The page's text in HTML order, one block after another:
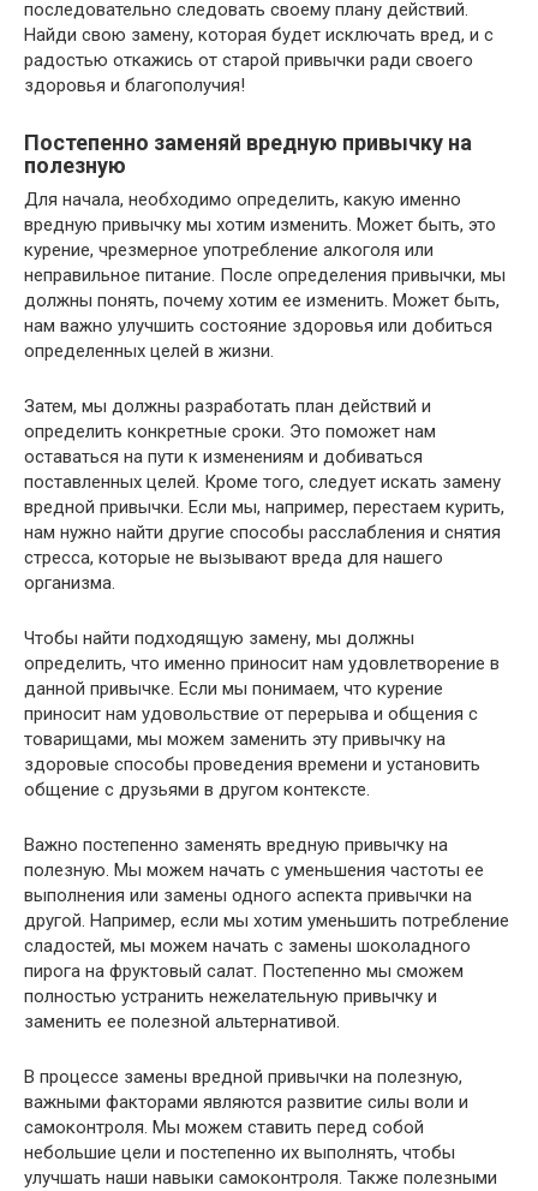
последовательно следовать своему плану действий.
Найди свою замену, которая будет исключать вред, и с
радостью откажись от старой привычки ради своего
здоровья и благополучия!
Постепенно заменяй вредную привычку на
полезную
Для начала, необходимо определить, какую именно
вредную привычку мы хотим изменить. Может быть, это
курение, чрезмерное употребление алкоголя или
неправильное питание. После определения привычки, мы
должны понять, почему хотим ее изменить. Может быть,
нам важно улучшить состояние здоровья или добиться
определенных целей в жизни.
Затем, мы должны разработать план действий и
определить конкретные сроки. Это поможет нам
оставаться на пути к изменениям и добиваться
поставленных целей. Кроме того, следует искать замену
вредной привычки. Если мы, например, перестаем курить,
нам нужно найти другие способы расслабления и снятия
стресса, которые не вызывают вреда для нашего
организма.
Чтобы найти подходящую замену, мы должны
определить, что именно приносит нам удовлетворение в
данной привычке. Если мы понимаем, что курение
приносит нам удовольствие от перерыва и общения с
товарищами, мы можем заменить эту привычку на
здоровые способы проведения времени и установить
общение с друзьями в другом контексте.
Важно постепенно заменять вредную привычку на
полезную. Мы можем начать с уменьшения частоты ее
выполнения или замены одного аспекта привычки на
другой. Например, если мы хотим уменьшить потребление
сладостей, мы можем начать с замены шоколадного
пирога на фруктовый салат. Постепенно мы сможем
полностью устранить нежелательную привычку и
заменить ее полезной альтернативой.
В процессе замены вредной привычки на полезную,
важными факторами являются развитие силы воли и
самоконтроля. Мы можем ставить перед собой
небольшие цели и постепенно их выполнять, чтобы
улучшать наши навыки самоконтроля. Также полезными